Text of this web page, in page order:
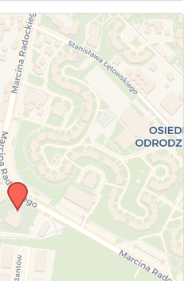
przesłać informację o
mityngu.